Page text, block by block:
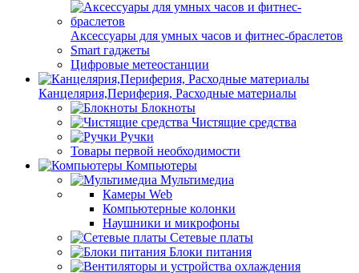
Аксессуары для умных часов и фитнес-браслетов
Smart гаджеты
Цифровые метеостанции
Канцелярия,Периферия, Расходные материалы
Блокноты
Чистящие средства
Ручки
Товары первой необходимости
Компьютеры
Мультимедиа
Камеры Web
Компьютерные колонки
Наушники и микрофоны
Сетевые платы
Блоки питания